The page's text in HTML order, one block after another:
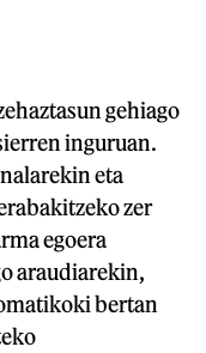
gehiago
inguruan.
eta
zer
egoera
araudiarekin,
bertan